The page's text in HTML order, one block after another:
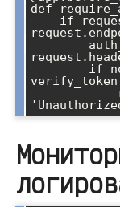
def
            return jsonify({'error':